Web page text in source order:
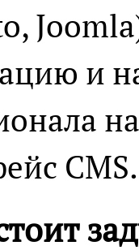
и
CMS.